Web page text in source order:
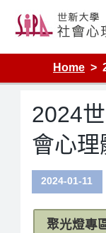
content
Home
2024
會心理
2024-01-11
聚光燈專